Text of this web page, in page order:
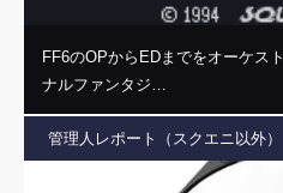
FF6のOPからEDまでをオーケス
ナルファンタジ…
管理人レポート（スクエニ以外）